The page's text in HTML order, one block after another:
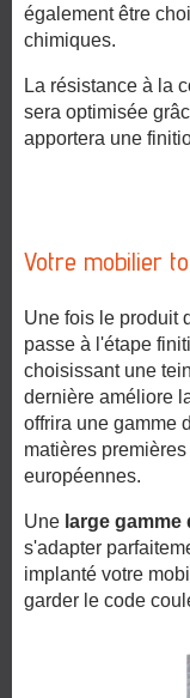
également être
chimiques.
La résistance à la
sera optimisée
apportera une
Votre mobilier
Une fois le produit
passe à l'étape
choisissant une
dernière améliore
offrira une gamme
matières
européennes.
Une large
s'adapter
implanté votre
garder le code